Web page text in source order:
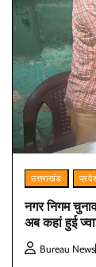
उत्तराखंड
नगर निगम
अब कहां हुई
Bureau News